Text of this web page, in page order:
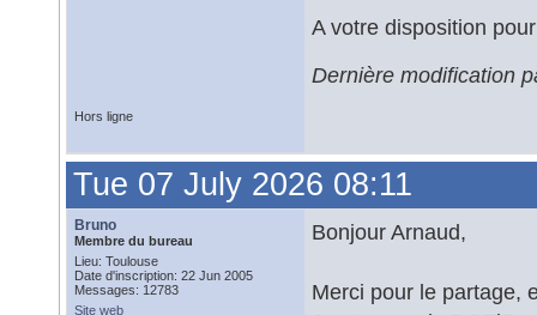
A votre disposition
Dernière modification
Hors ligne
Tue 07 July 2026 08:11
Bruno
Membre du bureau
Lieu: Toulouse
Date d'inscription: 22 Jun 2005
Messages: 12783
Site web
Bonjour Arnaud,
Merci pour le partage,